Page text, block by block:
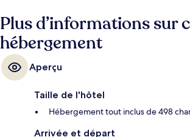
Plus d’informations sur
hébergement
Aperçu
Taille de l'hôtel
Hébergement tout inclus de 498
Arrivée et départ